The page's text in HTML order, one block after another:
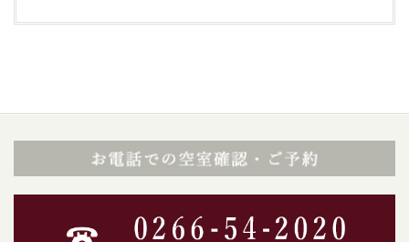
■諏訪大社4社を巡る無料参拝バス
※年末年始及び御柱祭前後は運行しておりません
以上が送迎バスで行くホタル観賞プラン《2食付き》の